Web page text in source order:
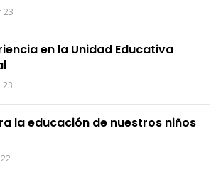
23
en la Unidad Educativa
23
la educación de nuestros niños